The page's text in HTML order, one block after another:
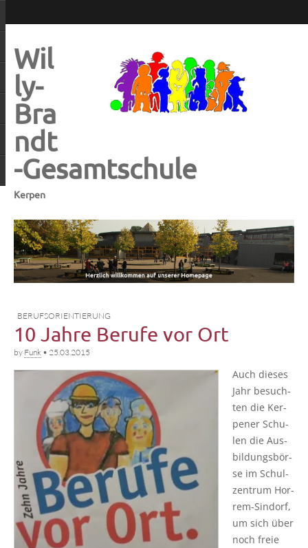
Wil
ly-
Bra
ndt
-Gesamtschule
Kerpen
BERUFSORIENTIERUNG
10 Jahre Berufe vor Ort
by Funk • 25.03.2015
Auch die­ses
Jahr besuch­
ten die Ker­
pe­ner Schu­
len die Aus­
bil­dungs­bör­
se im Schul­
zen­trum Hor­
rem-Sin­dorf,
um sich über
noch freie